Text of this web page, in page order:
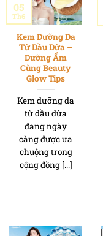
Kem Dưỡng Da
Từ Dầu Dừa –
Dưỡng Ẩm
Cùng Beauty
Glow Tips
Kem dưỡng da
từ dầu dừa
đang ngày
càng được ưa
chuộng trong
cộng đồng [...]
05
Th6